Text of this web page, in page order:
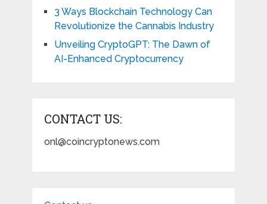
3 Ways Blockchain Technology Can
Revolutionize the Cannabis Industry
Unveiling CryptoGPT: The Dawn of
AI-Enhanced Cryptocurrency
CONTACT US:
onl@coincryptonews.com